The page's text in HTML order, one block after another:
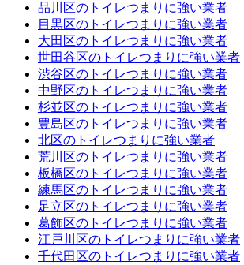
品川区のトイレつまりに強い業者
目黒区のトイレつまりに強い業者
大田区のトイレつまりに強い業者
世田谷区のトイレつまりに強い業者
渋谷区のトイレつまりに強い業者
中野区のトイレつまりに強い業者
杉並区のトイレつまりに強い業者
豊島区のトイレつまりに強い業者
北区のトイレつまりに強い業者
荒川区のトイレつまりに強い業者
板橋区のトイレつまりに強い業者
練馬区のトイレつまりに強い業者
足立区のトイレつまりに強い業者
葛飾区のトイレつまりに強い業者
江戸川区のトイレつまりに強い業者
千代田区のトイレつまりに強い業者